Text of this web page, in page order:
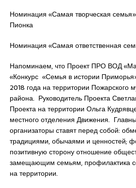
Номинация «Самая творческая
Пионка
Номинация «Самая ответственная
Напоминаем, что Проект ПРО ВОД
«Конкурс «Семья в истории
2018 года на территории Пожарского
района. Руководитель Проекта
Проекта на территории Ольга
местного отделения Движения.
организаторы ставят перед собой:
традициями, обычаями и ценностей;
позитивную сторону отношение
замещающим семьям, профилактика
на территории.